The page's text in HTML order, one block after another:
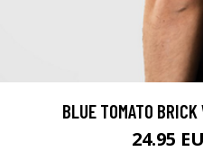
BLUE TOMATO
24.95